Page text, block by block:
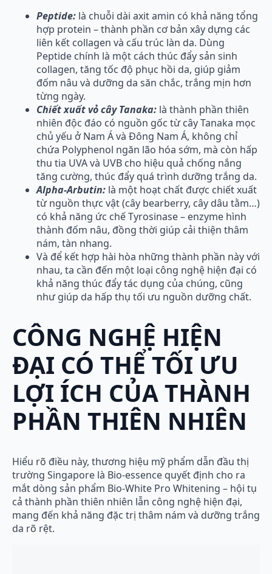
Peptide: là chuỗi dài axit amin có khả năng tổng
hợp protein – thành phần cơ bản xây dựng các
liên kết collagen và cấu trúc làn da. Dùng
Peptide chính là một cách thúc đẩy sản sinh
collagen, tăng tốc độ phục hồi da, giúp giảm
đốm nâu và dưỡng da săn chắc, trắng mịn hơn
từng ngày.
Chiết xuất vỏ cây Tanaka: là thành phần thiên
nhiên độc đáo có nguồn gốc từ cây Tanaka mọc
chủ yếu ở Nam Á và Đông Nam Á, không chỉ
chứa Polyphenol ngăn lão hóa sớm, mà còn hấp
thu tia UVA và UVB cho hiệu quả chống nắng
tăng cường, thúc đẩy quá trình dưỡng trắng da.
Alpha-Arbutin: là một hoạt chất được chiết xuất
từ nguồn thực vật (cây bearberry, cây dâu tằm…)
có khả năng ức chế Tyrosinase – enzyme hình
thành đốm nâu, đồng thời giúp cải thiện thâm
nám, tàn nhang.
Và để kết hợp hài hòa những thành phần này với
nhau, ta cần đến một loại công nghệ hiện đại có
khả năng thúc đẩy tác dụng của chúng, cũng
như giúp da hấp thụ tối ưu nguồn dưỡng chất.
CÔNG NGHỆ HIỆN
ĐẠI CÓ THỂ TỐI ƯU
LỢI ÍCH CỦA THÀNH
PHẦN THIÊN NHIÊN
Hiểu rõ điều này, thương hiệu mỹ phẩm dẫn đầu thị
trường Singapore là Bio-essence quyết định cho ra
mắt dòng sản phẩm Bio-White Pro Whitening – hội tụ
cả thành phần thiên nhiên lẫn công nghệ hiện đại,
mang đến khả năng đặc trị thâm nám và dưỡng trắng
da rõ rệt.